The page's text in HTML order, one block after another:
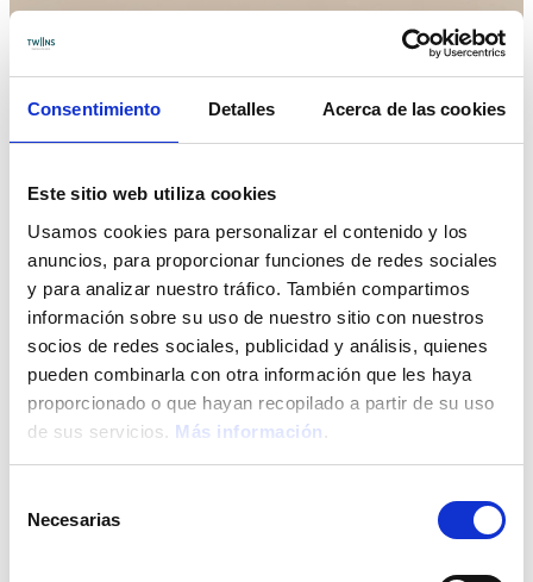
Consentimiento Detalles Acerca de las cookies
Este sitio web utiliza cookies
Usamos cookies para personalizar el contenido y los
anuncios, para proporcionar funciones de redes sociales
y para analizar nuestro tráfico. También compartimos
información sobre su uso de nuestro sitio con nuestros
socios de redes sociales, publicidad y análisis, quienes
pueden combinarla con otra información que les haya
proporcionado o que hayan recopilado a partir de su uso
de sus servicios. Más información .
Necesarias